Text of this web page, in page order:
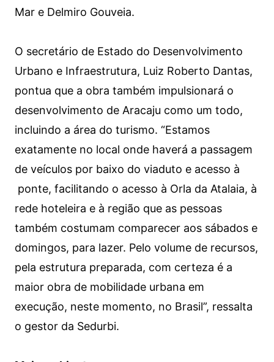
Mar e Delmiro Gouveia.
O secretário de Estado do Desenvolvimento
Urbano e Infraestrutura, Luiz Roberto Dantas,
pontua que a obra também impulsionará o
desenvolvimento de Aracaju como um todo,
incluindo a área do turismo. “Estamos
exatamente no local onde haverá a passagem
de veículos por baixo do viaduto e acesso à
ponte, facilitando o acesso à Orla da Atalaia, à
rede hoteleira e à região que as pessoas
também costumam comparecer aos sábados e
domingos, para lazer. Pelo volume de recursos,
pela estrutura preparada, com certeza é a
maior obra de mobilidade urbana em
execução, neste momento, no Brasil”, ressalta
o gestor da Sedurbi.